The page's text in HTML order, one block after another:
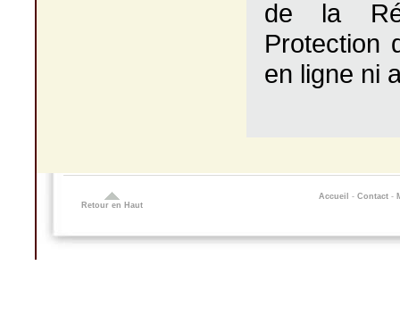
de la
Protection
en ligne ni
Retour en Haut
Accueil - Contact -